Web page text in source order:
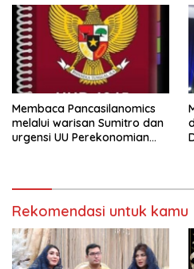
Membaca Pancasilanomics
melalui warisan Sumitro dan
urgensi UU Perekonomian
Rekomendasi untuk kamu